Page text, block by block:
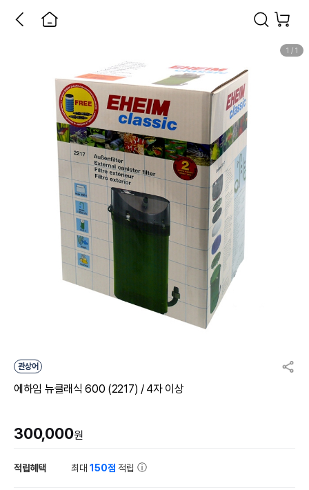
1 / 1
관상어
에하임 뉴클래식 600 (2217) / 4자 이상
300,000원
적립혜택 최대150점 적립